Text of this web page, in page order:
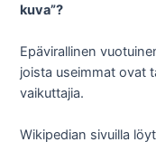
kuva”?
Epävirallinen
joista useimmat ovat
vaikuttajia.
Wikipedian sivuilla